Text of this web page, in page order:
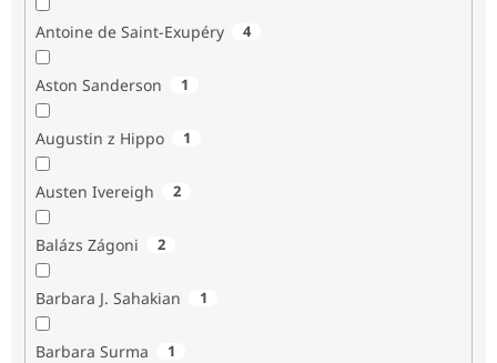
Antoine de Saint-Exupéry 4
Aston Sanderson 1
Augustin z Hippo 1
Austen Ivereigh 2
Balázs Zágoni 2
Barbara J. Sahakian 1
Barbara Surma 1